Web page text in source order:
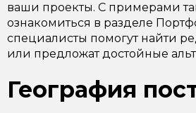
ваши проекты. С примерами
ознакомиться в разделе
специалисты помогут найти
или предложат достойные
География